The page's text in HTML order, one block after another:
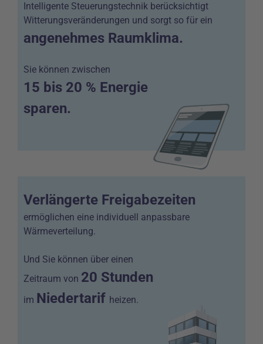
Intelligente Steuerungstechnik berücksichtigt
Witterungsveränderungen und sorgt so für ein
angenehmes Raumklima.
Sie können zwischen
15 bis 20 % Energie
sparen.
Verlängerte Freigabezeiten
ermöglichen eine individuell anpassbare
Wärmeverteilung.
Und Sie können über einen
Zeitraum von 20 Stunden
im Niedertarif heizen.